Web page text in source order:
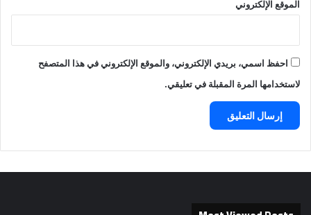
الموقع الإلكتروني
احفظ اسمي، بريدي الإلكتروني، والموقع الإلكتروني في هذا المتصفح
لاستخدامها المرة المقبلة في تعليقي.